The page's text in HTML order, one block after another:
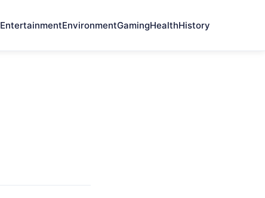
EntertainmentEnvironmentGamingHealthHistory